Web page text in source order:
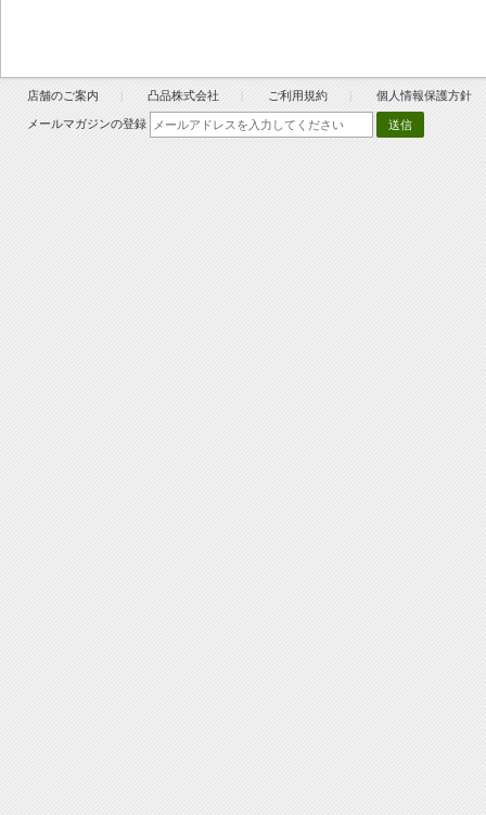
店舗のご案内 凸品株式会社 ご利用規約 個人情報保護方針
メールマガジンの登録 送信